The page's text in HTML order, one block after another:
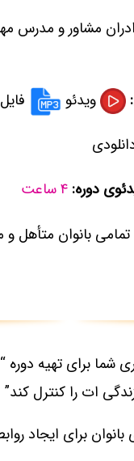
مشاور و مدرس
ویدئو
دوره: ۴ ساعت
تمامی بانوان متأهل و
شما برای تهیه دوره
ات را کنترل کند”
بانوان برای ایجاد